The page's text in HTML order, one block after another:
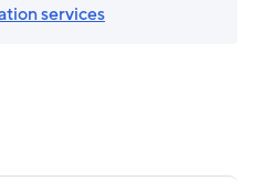
services